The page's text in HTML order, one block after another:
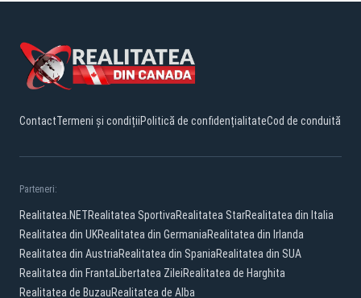
ContactTermeni și condițiiPolitică de confidențialitateCod de conduită
Parteneri:
Realitatea.NETRealitatea SportivaRealitatea StarRealitatea din Italia
Realitatea din UKRealitatea din GermaniaRealitatea din Irlanda
Realitatea din AustriaRealitatea din SpaniaRealitatea din SUA
Realitatea din FrantaLibertatea ZileiRealitatea de Harghita
Realitatea de BuzauRealitatea de Alba